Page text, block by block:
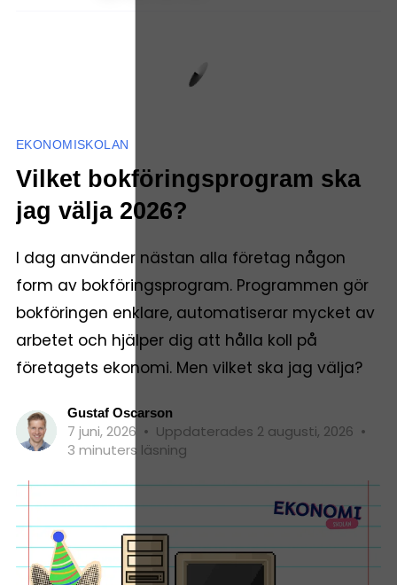
EKONOMISKOLAN
Vilket bokföringsprogram ska
jag välja 2026?
I dag använder nästan alla företag någon
form av bokföringsprogram. Programmen gör
bokföringen enklare, automatiserar mycket av
arbetet och hjälper dig att hålla koll på
företagets ekonomi. Men vilket ska jag välja?
Gustaf Oscarson
7 juni, 2026 • Uppdaterades 2 augusti, 2026 •
3 minuters läsning